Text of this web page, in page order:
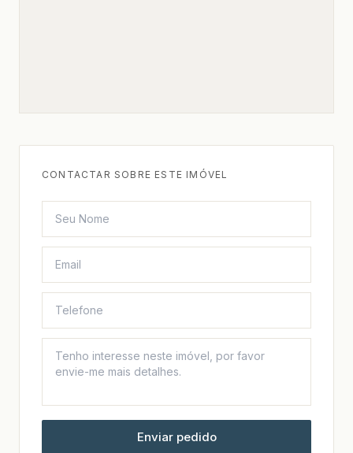
CONTACTAR SOBRE ESTE IMÓVEL
Enviar pedido